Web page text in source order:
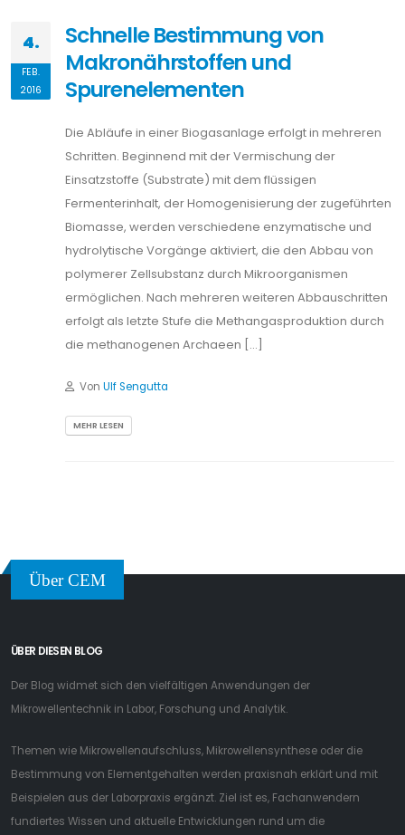
4.
FEB.
2016
Schnelle Bestimmung von
Makronährstoffen und
Spurenelementen
Die Abläufe in einer Biogasanlage erfolgt in mehreren
Schritten. Beginnend mit der Vermischung der
Einsatzstoffe (Substrate) mit dem flüssigen
Fermenterinhalt, der Homogenisierung der zugeführten
Biomasse, werden verschiedene enzymatische und
hydrolytische Vorgänge aktiviert, die den Abbau von
polymerer Zellsubstanz durch Mikroorganismen
ermöglichen. Nach mehreren weiteren Abbauschritten
erfolgt als letzte Stufe die Methangasproduktion durch
die methanogenen Archaeen […]
Von Ulf Sengutta
MEHR LESEN
Über CEM
ÜBER DIESEN BLOG
Der Blog widmet sich den vielfältigen Anwendungen der
Mikrowellentechnik in Labor, Forschung und Analytik.
Themen wie Mikrowellenaufschluss, Mikrowellensynthese oder die
Bestimmung von Elementgehalten werden praxisnah erklärt und mit
Beispielen aus der Laborpraxis ergänzt. Ziel ist es, Fachanwendern
fundiertes Wissen und aktuelle Entwicklungen rund um die